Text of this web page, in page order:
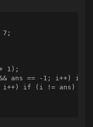
7;
1);
ans == -1; i++) if
if (i != ans)